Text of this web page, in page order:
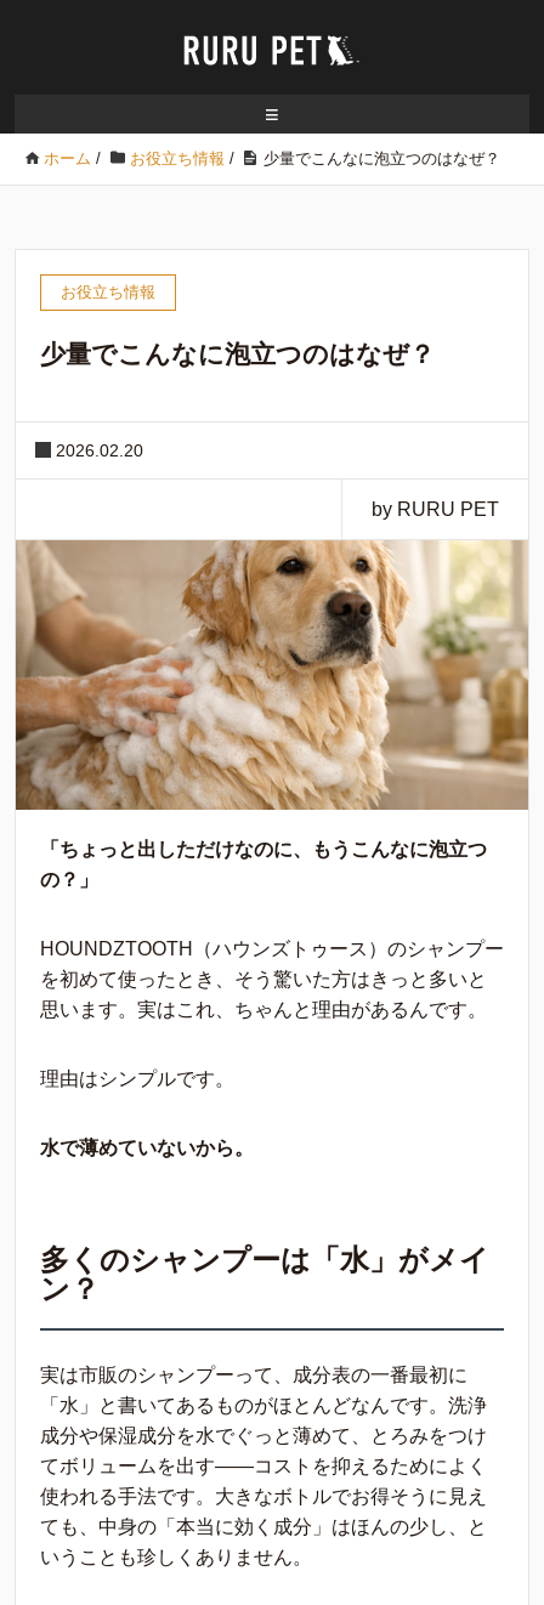
≡
ホーム / お役立ち情報 / 少量でこんなに泡立つのはなぜ？
お役立ち情報
少量でこんなに泡立つのはなぜ？
2026.02.20
by RURU PET
「ちょっと出しただけなのに、もうこんなに泡立つ
の？」
HOUNDZTOOTH（ハウンズトゥース）のシャンプー
を初めて使ったとき、そう驚いた方はきっと多いと
思います。実はこれ、ちゃんと理由があるんです。
理由はシンプルです。
水で薄めていないから。
多くのシャンプーは「水」がメイ
ン？
実は市販のシャンプーって、成分表の一番最初に
「水」と書いてあるものがほとんどなんです。洗浄
成分や保湿成分を水でぐっと薄めて、とろみをつけ
てボリュームを出す——コストを抑えるためによく
使われる手法です。大きなボトルでお得そうに見え
ても、中身の「本当に効く成分」はほんの少し、と
いうことも珍しくありません。